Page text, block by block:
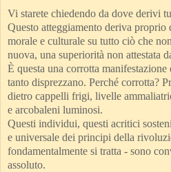
Vi starete chiedendo da dove derivi
Questo atteggiamento deriva proprio
morale e culturale su tutto ciò che
nuova, una superiorità non attestata
È questa una corrotta
tanto disprezzano. Perché corrotta?
dietro cappelli frigi, livelle
e arcobaleni luminosi.
Questi individui, questi acritici
e universale dei principi della
fondamentalmente si tratta - sono
assoluto.